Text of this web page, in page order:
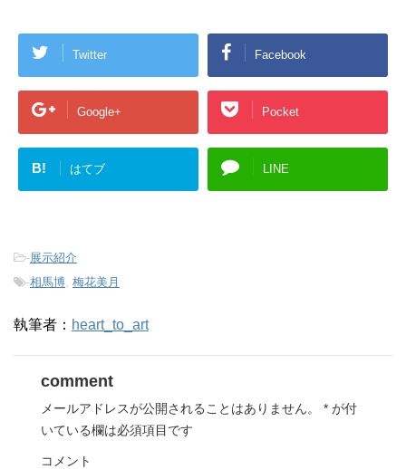
Twitter Facebook
Google+ Pocket
B! はてブ LINE
- 展示紹介
-相馬博 梅花美月
執筆者： heart_to_art
comment
メールアドレスが公開されることはありません。 * が付
いている欄は必須項目です
コメント